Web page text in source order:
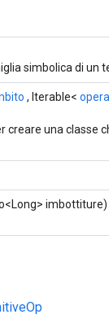
simbolica di un
, Iterable<
creare una classe
imbottiture)